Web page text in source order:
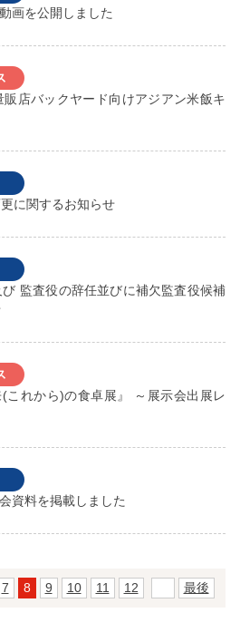
画を公開しました
店バックヤード向けアジアン米飯キ
に関するお知らせ
監査役の辞任並びに補欠監査役候補
これから)の食卓展』 ～展示会出展レ
資料を掲載しました
7 8 9 10 11 12 最後